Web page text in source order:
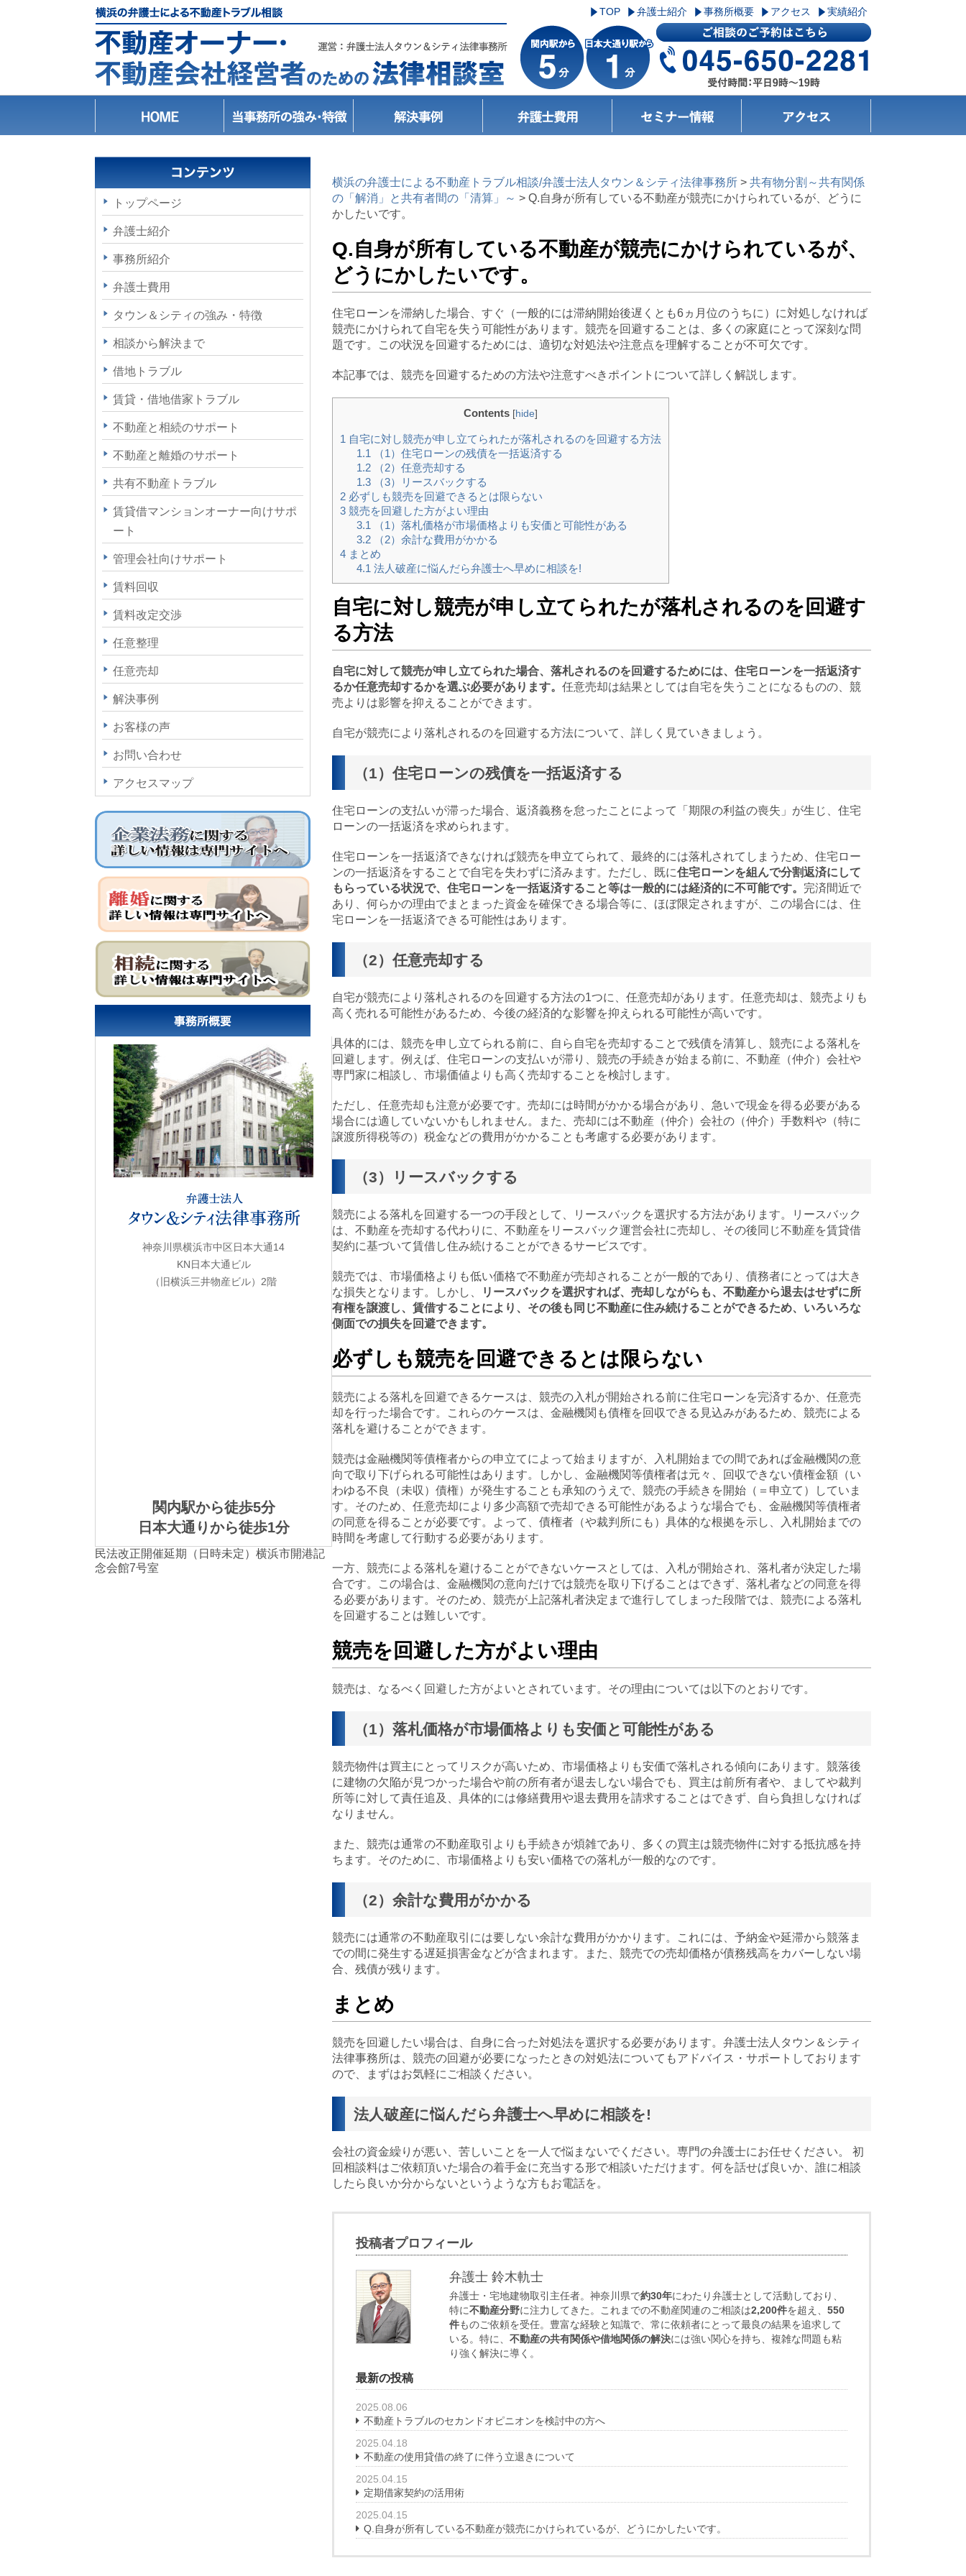
TOP 弁護士紹介 事務所概要 アクセス 実績紹介
横浜の弁護士による不動産トラブル相談/弁護士法人タウン＆シティ法律事務所 > 共有物分割～共有関係
の「解消」と共有者間の「清算」～ > Q.自身が所有している不動産が競売にかけられているが、どうに
かしたいです。
Q.自身が所有している不動産が競売にかけられているが、
どうにかしたいです。
住宅ローンを滞納した場合、すぐ（一般的には滞納開始後遅くとも6ヵ月位のうちに）に対処しなければ
競売にかけられて自宅を失う可能性があります。競売を回避することは、多くの家庭にとって深刻な問
題です。この状況を回避するためには、適切な対処法や注意点を理解することが不可欠です。
本記事では、競売を回避するための方法や注意すべきポイントについて詳しく解説します。
Contents [hide]
1 自宅に対し競売が申し立てられたが落札されるのを回避する方法
1.1 （1）住宅ローンの残債を一括返済する
1.2（2）任意売却する
1.3（3）リースバックする
2 必ずしも競売を回避できるとは限らない
3 競売を回避した方がよい理由
3.1 （1）落札価格が市場価格よりも安価と可能性がある
3.2（2）余計な費用がかかる
4 まとめ
4.1 法人破産に悩んだら弁護士へ早めに相談を!
自宅に対し競売が申し立てられたが落札されるのを回避す
る方法
自宅に対して競売が申し立てられた場合、落札されるのを回避するためには、住宅ローンを一括返済す
るか任意売却するかを選ぶ必要があります。 任意売却は結果としては自宅を失うことになるものの、競
売よりは影響を抑えることができます。
自宅が競売により落札されるのを回避する方法について、詳しく見ていきましょう。
（1）住宅ローンの残債を一括返済する
住宅ローンの支払いが滞った場合、返済義務を怠ったことによって「期限の利益の喪失」が生じ、住宅
ローンの一括返済を求められます。
住宅ローンを一括返済できなければ競売を申立てられて、最終的には落札されてしまうため、住宅ロー
ンの一括返済をすることで自宅を失わずに済みます。ただし、既に住宅ローンを組んで分割返済にして
もらっている状況で、住宅ローンを一括返済すること等は一般的には経済的に不可能です。 完済間近で
あり、何らかの理由でまとまった資金を確保できる場合等に、ほぼ限定されますが、この場合には、住
宅ローンを一括返済できる可能性はあります。
（2）任意売却する
自宅が競売により落札されるのを回避する方法の1つに、任意売却があります。任意売却は、競売よりも
高く売れる可能性があるため、今後の経済的な影響を抑えられる可能性が高いです。
具体的には、競売を申し立てられる前に、自ら自宅を売却することで残債を清算し、競売による落札を
回避します。例えば、住宅ローンの支払いが滞り、競売の手続きが始まる前に、不動産（仲介）会社や
専門家に相談し、市場価値よりも高く売却することを検討します。
ただし、任意売却も注意が必要です。売却には時間がかかる場合があり、急いで現金を得る必要がある
場合には適していないかもしれません。また、売却には不動産（仲介）会社の（仲介）手数料や（特に
譲渡所得税等の）税金などの費用がかかることも考慮する必要があります。
（3）リースバックする
競売による落札を回避する一つの手段として、リースバックを選択する方法があります。リースバック
は、不動産を売却する代わりに、不動産をリースバック運営会社に売却し、その後同じ不動産を賃貸借
契約に基づいて賃借し住み続けることができるサービスです。
競売では、市場価格よりも低い価格で不動産が売却されることが一般的であり、債務者にとっては大き
な損失となります。しかし、
リースバックを選択すれば、売却しながらも、不動産から退去はせずに所
有権を譲渡し、賃借することにより、その後も同じ不動産に住み続けることができるため、いろいろな
側面での損失を回避できます。
必ずしも競売を回避できるとは限らない
競売による落札を回避できるケースは、競売の入札が開始される前に住宅ローンを完済するか、任意売
却を行った場合です。これらのケースは、金融機関も債権を回収できる見込みがあるため、競売による
落札を避けることができます。
競売は金融機関等債権者からの申立てによって始まりますが、入札開始までの間であれば金融機関の意
向で取り下げられる可能性はあります。しかし、金融機関等債権者は元々、回収できない債権金額（い
わゆる不良（未収）債権）が発生することも承知のうえで、競売の手続きを開始（＝申立て）していま
す。そのため、任意売却により多少高額で売却できる可能性があるような場合でも、金融機関等債権者
の同意を得ることが必要です。よって、債権者（や裁判所にも）具体的な根拠を示し、入札開始までの
時間を考慮して行動する必要があります。
一方、競売による落札を避けることができないケースとしては、入札が開始され、落札者が決定した場
合です。この場合は、金融機関の意向だけでは競売を取り下げることはできず、落札者などの同意を得
る必要があります。そのため、競売が上記落札者決定まで進行してしまった段階では、競売による落札
を回避することは難しいです。
競売を回避した方がよい理由
競売は、なるべく回避した方がよいとされています。その理由については以下のとおりです。
（1）落札価格が市場価格よりも安価と可能性がある
競売物件は買主にとってリスクが高いため、市場価格よりも安価で落札される傾向にあります。競落後
に建物の欠陥が見つかった場合や前の所有者が退去しない場合でも、買主は前所有者や、ましてや裁判
所等に対して責任追及、具体的には修繕費用や退去費用を請求することはできず、自ら負担しなければ
なりません。
また、競売は通常の不動産取引よりも手続きが煩雑であり、多くの買主は競売物件に対する抵抗感を持
ちます。そのために、市場価格よりも安い価格での落札が一般的なのです。
（2）余計な費用がかかる
競売には通常の不動産取引には要しない余計な費用がかかります。これには、予納金や延滞から競落ま
での間に発生する遅延損害金などが含まれます。また、競売での売却価格が債務残高をカバーしない場
合、残債が残ります。
まとめ
競売を回避したい場合は、自身に合った対処法を選択する必要があります。弁護士法人タウン＆シティ
法律事務所は、競売の回避が必要になったときの対処法についてもアドバイス・サポートしております
ので、まずはお気軽にご相談ください。
法人破産に悩んだら弁護士へ早めに相談を!
会社の資金繰りが悪い、苦しいことを一人で悩まないでください。専門の弁護士にお任せください。 初
回相談料はご依頼頂いた場合の着手金に充当する形で相談いただけます。何を話せば良いか、誰に相談
したら良いか分からないというような方もお電話を。
投稿者プロフィール
弁護士 鈴木軌士
弁護士・宅地建物取引主任者。神奈川県で約30年にわたり弁護士として活動しており、
特に不動産分野に注力してきた。これまでの不動産関連のご相談は2,200件を超え、 550
件ものご依頼を受任。豊富な経験と知識で、常に依頼者にとって最良の結果を追求して
いる。特に、 不動産の共有関係や借地関係の解決には強い関心を持ち、複雑な問題も粘
り強く解決に導く。
最新の投稿
2025.08.06
不動産トラブルのセカンドオピニオンを検討中の方へ
2025.04.18
不動産の使用貸借の終了に伴う立退きについて
2025.04.15
定期借家契約の活用術
2025.04.15
Q.自身が所有している不動産が競売にかけられているが、どうにかしたいです。
トップページ
弁護士紹介
事務所紹介
弁護士費用
タウン＆シティの強み・特徴
相談から解決まで
借地トラブル
賃貸・借地借家トラブル
不動産と相続のサポート
不動産と離婚のサポート
共有不動産トラブル
賃貸借マンションオーナー向けサポ
ート
管理会社向けサポート
賃料回収
賃料改定交渉
任意整理
任意売却
解決事例
お客様の声
お問い合わせ
アクセスマップ
神奈川県横浜市中区日本大通14
KN日本大通ビル
（旧横浜三井物産ビル）2階
関内駅から徒歩5分
日本大通りから徒歩1分
民法改正開催延期（日時未定） 横浜市開港記
念会館7号室